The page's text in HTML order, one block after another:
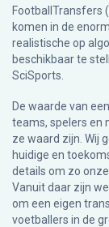
FootballTransfers
komen in de
realistische op
beschikbaar te
SciSports
De waarde van
teams, spelers en
ze waard zijn. Wij
huidige en
details om zo
Vanuit daar zijn
om een eigen
voetballers in de